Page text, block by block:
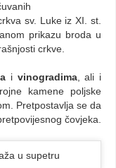
sv. Luke iz XI. st.
prikazu broda u
crkve.
i vinogradima, ali i
kamene poljske
Pretpostavlja se da
čovjeka.